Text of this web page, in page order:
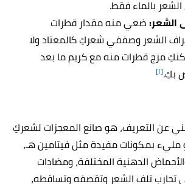
بالماء فقط.
الشعر:ضعي منه مقدار قطرات
الشعر وصففي شعركِ كالمعتاد ولا
مزج قطرات منه مع كريم ما بعد
بكِ.[١]
عن التعريف، هو صانع المعجزات لشعركِ
مليء بمكونات مفيدة مثل فيتامين هـ،
الدهنية المختلفة، ومضادات
تحارب تلف الشعر وتقصفه وتساقطه،